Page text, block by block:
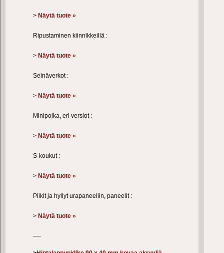
> Näytä tuote »
Ripustaminen kiinnikkeillä :
> Näytä tuote »
Seinäverkot :
> Näytä tuote »
Minipoika, eri versiot :
> Näytä tuote »
S-koukut :
> Näytä tuote »
Piikit ja hyllyt urapaneeliin, paneelit :
> Näytä tuote »
----